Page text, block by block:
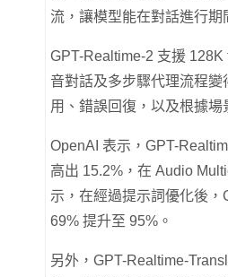
流，讓模型能在對話進行期
GPT-Realtime-2 支援
音對話及多步驟代理流程
用、錯誤回復，以及根據場
OpenAI 表示，GPT-
高出 15.2%，在 Audio
示，在經過提示詞優化後
69% 提升至 95%。
另外，GPT-Realtime-